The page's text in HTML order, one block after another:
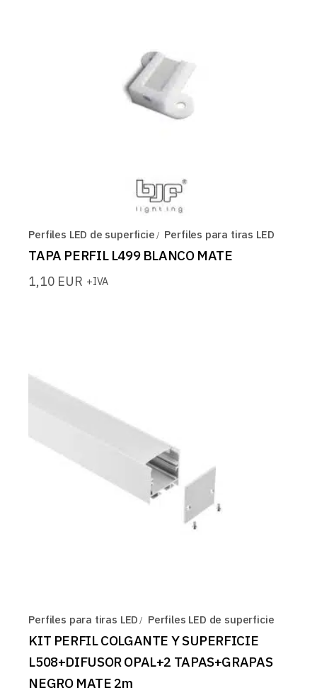
Perfiles LED de superficie Perfiles para tiras LED
TAPA PERFIL L499 BLANCO MATE
1,10 EUR +IVA
Perfiles para tiras LED Perfiles LED de superficie
KIT PERFIL COLGANTE Y SUPERFICIE
L508+DIFUSOR OPAL+2 TAPAS+GRAPAS
NEGRO MATE 2m